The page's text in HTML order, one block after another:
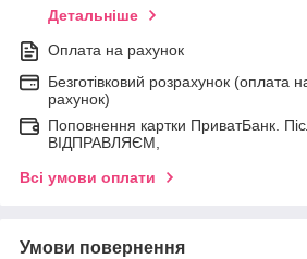
Детальніше
Оплата на рахунок
Безготівковий розрахунок (оплата
рахунок)
Поповнення картки ПриватБанк.
ВІДПРАВЛЯЄМ,
Всі умови оплати
Умови повернення